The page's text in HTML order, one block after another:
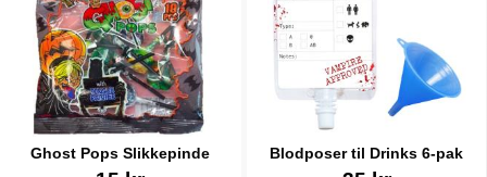
Ghost Pops Slikkepinde Blodposer til Drinks 6-pak